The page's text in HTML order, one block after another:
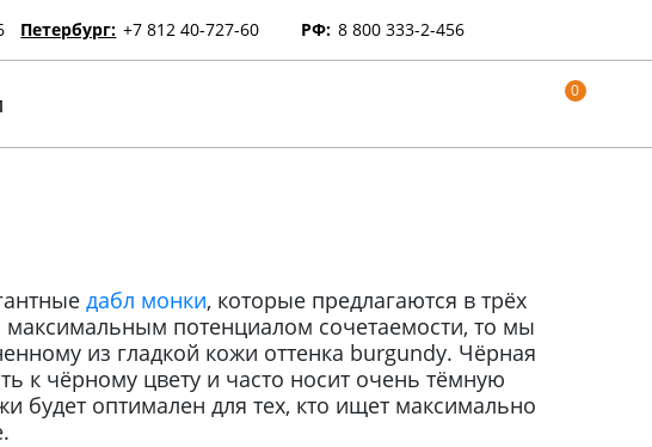
Петербург: +7 812 40-727-60 РФ: 8 800 333-2-456
0
дабл монки, которые предлагаются в трёх
максимальным потенциалом сочетаемости, то мы
из гладкой кожи оттенка burgundy. Чёрная
к чёрному цвету и часто носит очень тёмную
будет оптимален для тех, кто ищет максимально